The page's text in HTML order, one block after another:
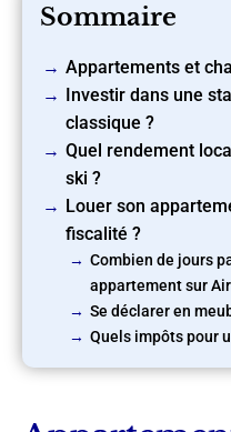
Sommaire
Appartements et
Investir dans une
classique ?
Quel rendement
ski ?
Louer son
fiscalité ?
Combien de jours
appartement sur
Se déclarer en
Quels impôts pour